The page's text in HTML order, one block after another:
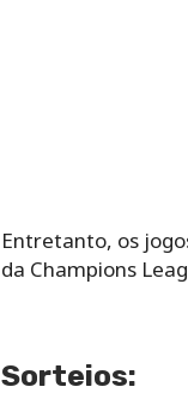
Entretanto, os
da Champions
Sorteios: